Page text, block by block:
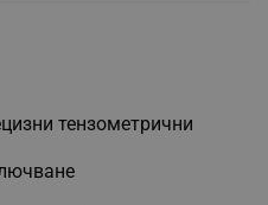
тензометрични